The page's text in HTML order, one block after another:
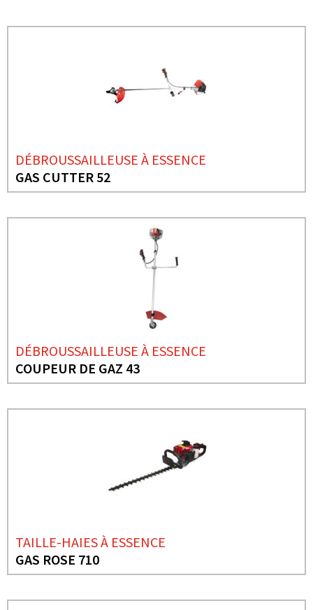
DÉBROUSSAILLEUSE À ESSENCE
GAS CUTTER 52
DÉBROUSSAILLEUSE À ESSENCE
COUPEUR DE GAZ 43
TAILLE-HAIES À ESSENCE
GAS ROSE 710